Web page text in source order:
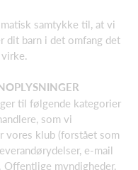
samtykke til, at vi
dit barn i det omfang det
til følgende kategorier
som vi
vores klub (forstået som
e-mail
myndigheder.